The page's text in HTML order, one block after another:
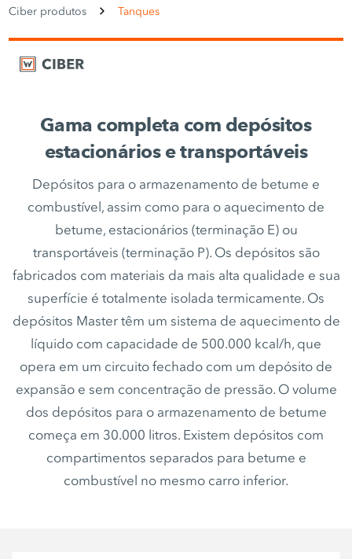
Ciber produtos Tanques
Gama completa com depósitos
estacionários e transportáveis
Depósitos para o armazenamento de betume e
combustível, assim como para o aquecimento de
betume, estacionários (terminação E) ou
transportáveis (terminação P). Os depósitos são
fabricados com materiais da mais alta qualidade e sua
superfície é totalmente isolada termicamente. Os
depósitos Master têm um sistema de aquecimento de
líquido com capacidade de 500.000 kcal/h, que
opera em um circuito fechado com um depósito de
expansão e sem concentração de pressão. O volume
dos depósitos para o armazenamento de betume
começa em 30.000 litros. Existem depósitos com
compartimentos separados para betume e
combustível no mesmo carro inferior.